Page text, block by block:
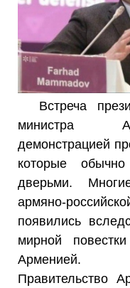
Встреча
министра
демонстрацией
которые
дверьми.
армяно-
появились
мирной
Арменией.
Правительство